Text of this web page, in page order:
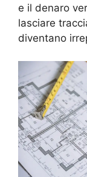
e il denaro
lasciare
diventano